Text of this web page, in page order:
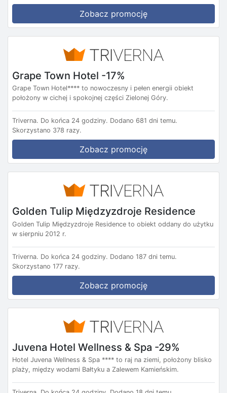
Zobacz promocję
Grape Town Hotel -17%
Grape Town Hotel**** to nowoczesny i pełen energii obiekt
położony w cichej i spokojnej części Zielonej Góry.
Triverna. Do końca 24 godziny. Dodano 681 dni temu.
Skorzystano 378 razy.
Zobacz promocję
Golden Tulip Międzyzdroje Residence
Golden Tulip Międzyzdroje Residence to obiekt oddany do użytku
w sierpniu 2012 r.
Triverna. Do końca 24 godziny. Dodano 187 dni temu.
Skorzystano 177 razy.
Zobacz promocję
Juvena Hotel Wellness & Spa -29%
Hotel Juvena Wellness & Spa **** to raj na ziemi, położony blisko
plaży, między wodami Bałtyku a Zalewem Kamieńskim.